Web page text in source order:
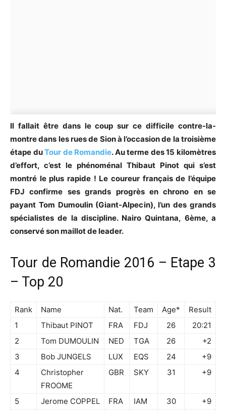
Il fallait être dans le coup sur ce difficile contre-la-
montre dans les rues de Sion à l’occasion de la troisième
étape duTour de Romandie. Au terme des 15 kilomètres
d’effort, c’est le phénoménal Thibaut Pinot qui s’est
montré le plus rapide ! Le coureur français de l’équipe
FDJ confirme ses grands progrès en chrono en se
payant Tom Dumoulin (Giant-Alpecin), l’un des grands
spécialistes de la discipline. Nairo Quintana, 6ème, a
conservé son maillot de leader.
Tour de Romandie 2016 – Etape 3
– Top 20
Rank Name Nat. Team Age*
Result
1
Thibaut PINOT FRA FDJ 26
20:21
2
Tom DUMOULIN NED TGA 26
+2
3
Bob JUNGELS LUX EQS 24
+9
4
Christopher
FROOME
GBR SKY 31 +9
5 Jerome COPPEL FRA IAM 30
+9